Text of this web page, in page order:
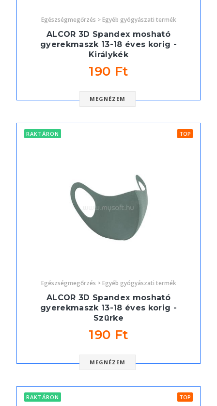
Egészségmegőrzés > Egyéb gyógyászati termék
ALCOR 3D Spandex mosható
gyerekmaszk 13-18 éves korig -
Királykék
190 Ft
MEGNÉZEM
RAKTÁRON TOP
Egészségmegőrzés > Egyéb gyógyászati termék
ALCOR 3D Spandex mosható
gyerekmaszk 13-18 éves korig -
Szürke
190 Ft
MEGNÉZEM
RAKTÁRON TOP